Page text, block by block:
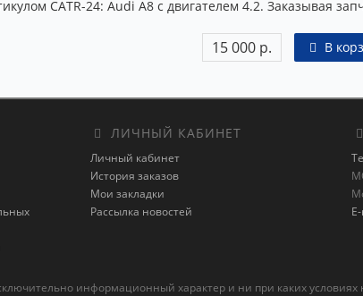
CATR-24: Audi A8 с двигателем 4.2. Заказывая
15 000 р. В
ЛИЧНЫЙ КАБИНЕТ
Личный кабинет
История заказов
Мои закладки
Рассылка новостей
информационный характер и ни при каких